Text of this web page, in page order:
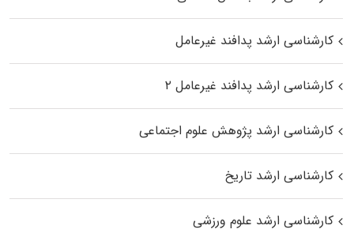
کارشناسی ارشد پدافند غیرعامل
کارشناسی ارشد پدافند غیرعامل ۲
کارشناسی ارشد پژوهش علوم اجتماعی
کارشناسی ارشد تاریخ
کارشناسی ارشد علوم ورزشی